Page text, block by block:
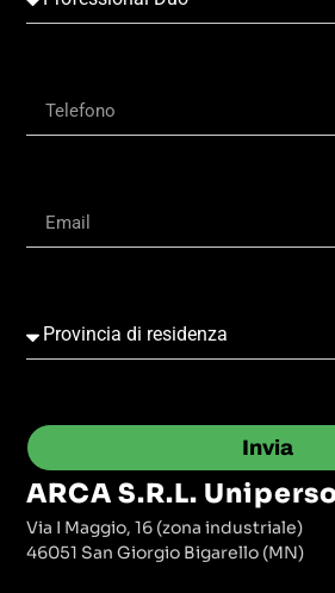
ARCA S.r.l.
Via I Maggio, 16 (zona industriale)
46051 San Giorgio Bigarello (MN)
Invia